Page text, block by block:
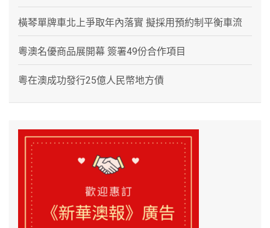
橫琴單牌車北上爭取年內落實 擬採用預約制平衡車流
粵澳名優商品展開幕 簽署49份合作項目
粵在澳成功發行25億人民幣地方債